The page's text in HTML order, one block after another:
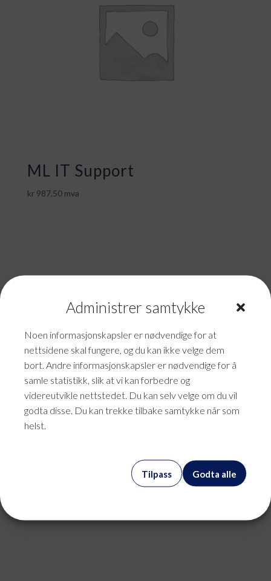
Administrer samtykke
Noen informasjonskapsler er nødvendige for at
nettsidene skal fungere, og du kan ikke velge dem
bort. Andre informasjonskapsler er nødvendige for å
samle statistikk, slik at vi kan forbedre og
videreutvikle nettstedet. Du kan selv velge om du vil
godta disse. Du kan trekke tilbake samtykke når som
helst.
Godta alle
Tilpass
ML IT Support
kr987,50 mva
Annonse – Fett Magasin